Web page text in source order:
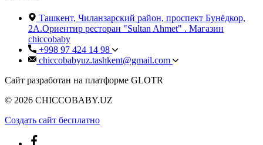
Ташкент, Чиланзарский район, проспект Бунёдкор,
2А.Ориентир ресторан "Sultan Ahmet" . Магазин
chiccobaby
+998 97 424 14 98
chiccobabyuz.tashkent@gmail.com
Сайт разработан на платформе GLOTR
© 2026 CHICCOBABY.UZ
Создать cайт бесплатно